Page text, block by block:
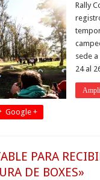
Rally
sede
24 al
Google +
PARA
DE BOXES»